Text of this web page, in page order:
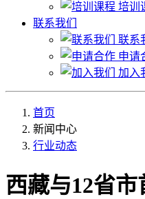
培训
联系我们
联系
申请
加入
首页
新闻中心
行业动态
西藏与12省